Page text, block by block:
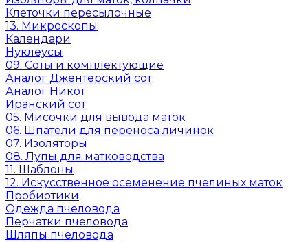
Клеточки пересылочные
13. Микроскопы
Календари
Нуклеусы
09. Соты и комплектующие
Аналог Джентерский сот
Аналог Никот
Иранский сот
05. Мисочки для вывода маток
06. Шпатели для переноса личинок
07. Изоляторы
08. Лупы для матководства
11. Шаблоны
12. Искусственное осеменение пчелиных маток
Пробиотики
Одежда пчеловода
Перчатки пчеловода
Шляпы пчеловода